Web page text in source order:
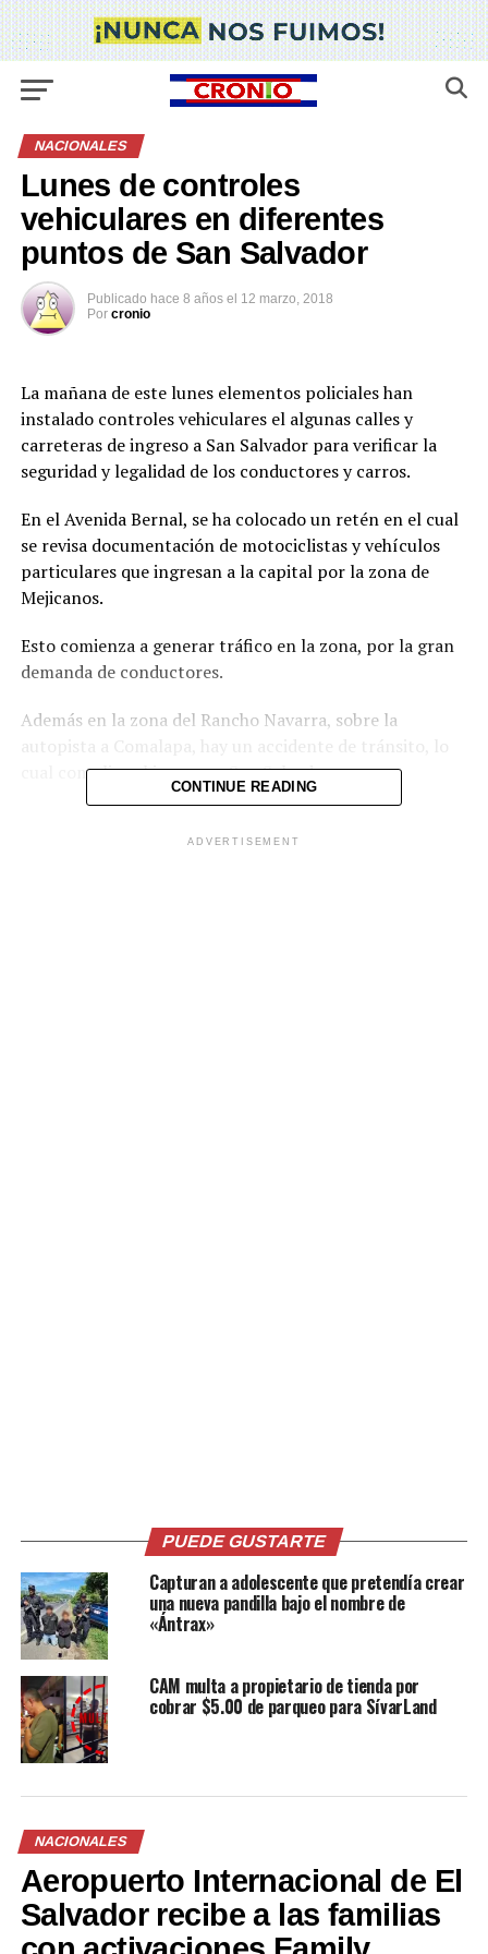
NACIONALES
Lunes de controles
vehiculares en diferentes
puntos de San Salvador
Publicado hace 8 años el 12 marzo, 2018
Por cronio
La mañana de este lunes elementos policiales han
instalado controles vehiculares el algunas calles y
carreteras de ingreso a San Salvador para verificar la
seguridad y legalidad de los conductores y carros.
En el Avenida Bernal, se ha colocado un retén en el cual
se revisa documentación de motociclistas y vehículos
particulares que ingresan a la capital por la zona de
Mejicanos.
Esto comienza a generar tráfico en la zona, por la gran
demanda de conductores.
Además en la zona del Rancho Navarra, sobre la
autopista a Comalapa, hay un accidente de tránsito, lo
cual complica el ingreso a San Salvador.
VMT instala controles
vehiculares en puntos
estratégicos del país
28 octubre, 2022
En «Nacionales»
Policía intensifica controles
vehiculares en la capital
26 febrero, 2018
Continúan cayendo los
conductores borrachos en
CONTINUE READING
ADVERTISEMENT
PUEDE GUSTARTE
Capturan a adolescente que pretendía crear
una nueva pandilla bajo el nombre de
«Ántrax»
CAM multa a propietario de tienda por
cobrar $5.00 de parqueo para SívarLand
NACIONALES
Aeropuerto Internacional de El
Salvador recibe a las familias